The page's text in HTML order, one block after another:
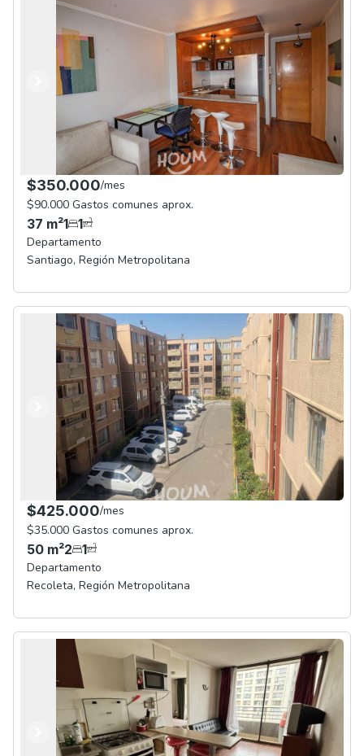
Anterior
Siguiente
$350.000/mes
$90.000 Gastos comunes aprox.
37 m²1 1
Departamento
Santiago, Región Metropolitana
Anterior
Siguiente
$425.000/mes
$35.000 Gastos comunes aprox.
50 m²2 1
Departamento
Recoleta, Región Metropolitana
Anterior
Siguiente